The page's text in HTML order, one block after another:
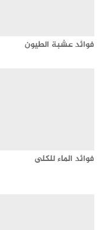
فوائد عشبة الطيون
فوائد الماء للكلى